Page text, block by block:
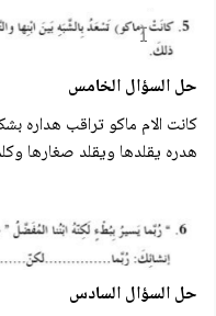
حل السؤال الخامس
كانت الام ماكو تراقب هداره
هدره يقلدها ويقلد صغارها
حل السؤال السادس